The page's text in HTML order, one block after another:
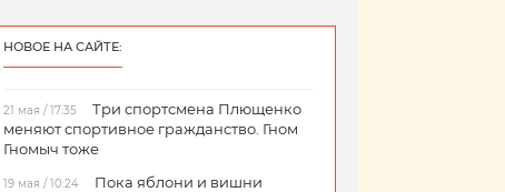
НОВОЕ НА САЙТЕ:
21 мая / 17:35
Три спортсмена Плющенко
меняют спортивное гражданство. Гном
Гномыч тоже
19 мая / 10:24
Пока яблони и вишни